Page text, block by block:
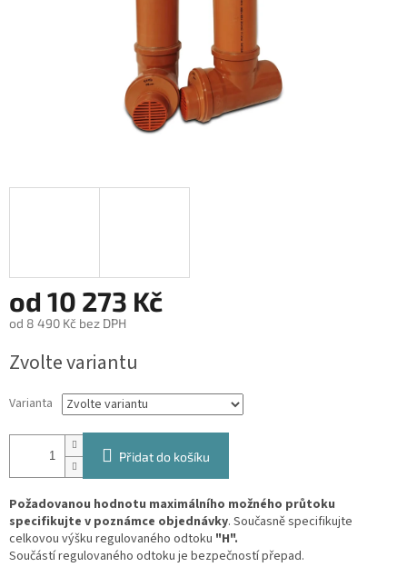
od 10 273 Kč
od 8 490 Kč bez DPH
cena:
Zvolte variantu
Varianta
Přidat do košíku
Požadovanou hodnotu maximálního možného průtoku
specifikujte v poznámce objednávky. Současně specifikujte
celkovou výšku regulovaného odtoku "H".
Součástí regulovaného odtoku je bezpečností přepad.